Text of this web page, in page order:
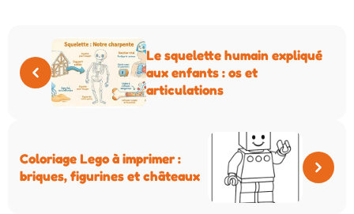
Le squelette humain expliqué
aux enfants : os et
articulations
Coloriage Lego à imprimer :
briques, figurines et châteaux